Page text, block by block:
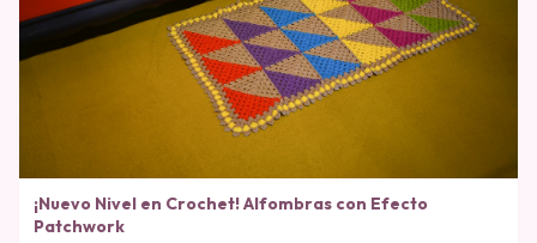
¡Nuevo Nivel en Crochet! Alfombras con Efecto
Patchwork